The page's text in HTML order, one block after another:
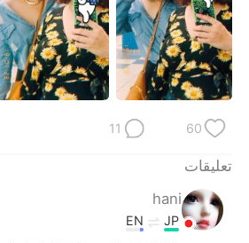
Deutsch
한국어
60
11
تعليقات
hani
JP
EN